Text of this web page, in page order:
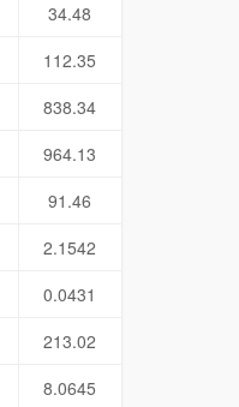
34.48
112.35
838.34
964.13
91.46
2.1542
0.0431
213.02
8.0645